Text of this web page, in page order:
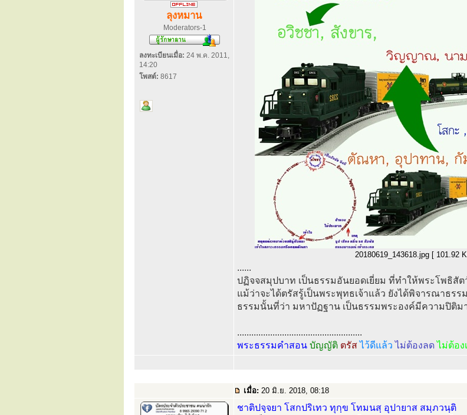
ลุงหมาน
Moderators-1
ลงทะเบียนเมื่อ: 24 พ.ค. 2011,
14:20
โพสต์: 8617
20180619_143618.jpg [ 101.92
......
ปฏิจจสมุปบาท เป็นธรรมอันยอดเยี่ยม ที่ทำให้พระโพธิสัต
แม้ว่าจะได้ตรัสรู้เป็นพระพุทธเจ้าแล้ว ยังได้พิจารณาธร
ธรรมนั้นที่ว่า มหาปัฏฐาน เป็นธรรมพระองค์มีความปิติม
.....................................................
พระธรรมคำสอน บัญญัติ ตรัสไว้ดีแล้วไม่ต้องลดไม่ต้อง
เมื่อ: 20 มิ.ย. 2018, 08:18
ชาติปจฺจยา โสกปริเทว ทุกฺข โทมนสฺ อุปายาส สมฺภวนฺติ